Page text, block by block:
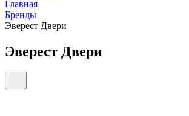
Главная
Бренды
Эверест Двери
Эверест Двери